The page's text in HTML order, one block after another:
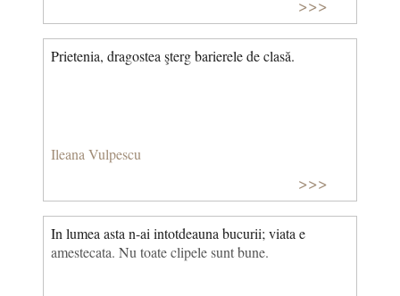
>>>
Prietenia, dragostea şterg barierele de clasă.
Ileana Vulpescu
>>>
In lumea asta n-ai intotdeauna bucurii; viata e
amestecata. Nu toate clipele sunt bune.